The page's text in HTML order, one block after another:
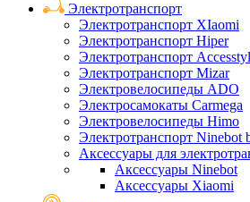
Электротранспорт
Электротранспорт XIaomi
Электротранспорт Hiper
Электротранспорт
Электротранспорт Mizar
Электровелосипеды ADO
Электросамокаты Carmega
Электровелосипеды Himo
Электротранспорт Ninebot
Аксессуары для
Аксессуары Ninebot
Аксессуары Xiaomi